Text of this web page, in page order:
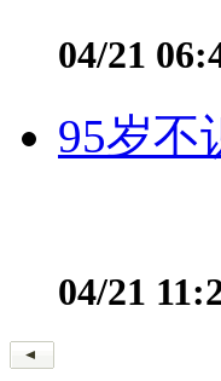
04/21
95岁不
04/21